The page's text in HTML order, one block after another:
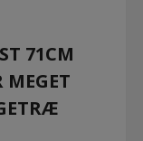
71CM